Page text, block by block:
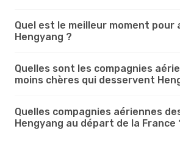
Quel est le meilleur moment pour
Hengyang ?
Quelles sont les compagnies
moins chères qui desservent
Quelles compagnies aériennes
Hengyang au départ de la France